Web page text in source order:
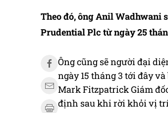
Theo đó, ông Anil Wadhwani
Prudential Plc từ ngày 25
Ông cũng sẽ người đại
ngày 15 tháng 3 tới đây
Mark Fitzpatrick Giám
định sau khi rời khỏi vị